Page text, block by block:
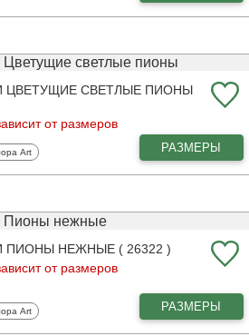
ЦВЕТУЩИЕ СВЕТЛЫЕ ПИОНЫ
от размеров
Art РАЗМЕРЫ
НЕЖНЫЕ ( 26322 )
от размеров
Art РАЗМЕРЫ